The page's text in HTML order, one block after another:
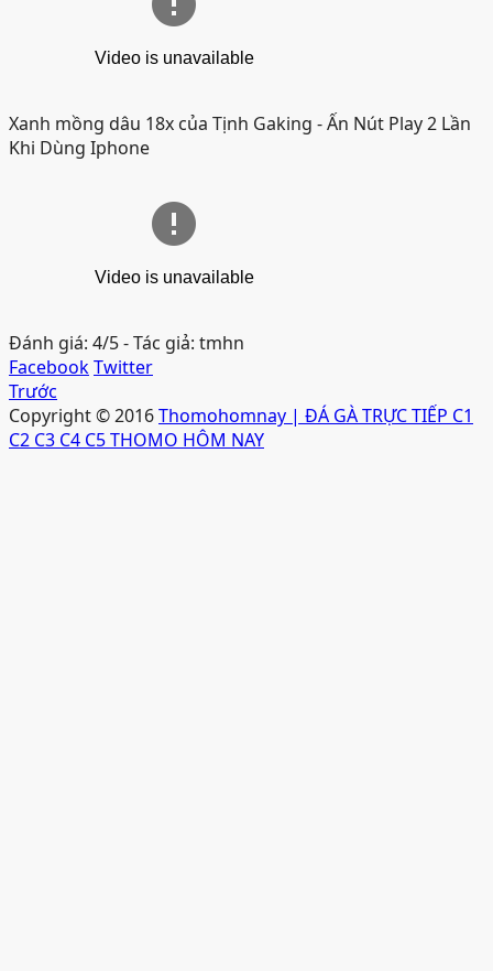
Xanh mồng dâu 18x của Tịnh Gaking - Ấn Nút Play 2 Lần
Khi Dùng Iphone
Đánh giá: 4/5- Tác giả: tmhn
FacebookTwitter
Trước
Copyright © 2016Thomohomnay | ĐÁ GÀ TRỰC TIẾP C1
C2 C3 C4 C5 THOMO HÔM NAY